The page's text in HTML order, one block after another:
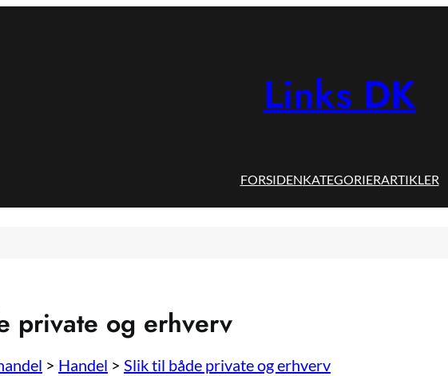
Links DK
FORSIDENKATEGORIERARTIKLER
private og erhverv
> Handel > Slik til både private og erhverv